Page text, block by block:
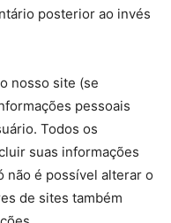
posterior ao invés
nosso site (se
pessoais
Todos os
suas informações
não é possível alterar o
de sites também